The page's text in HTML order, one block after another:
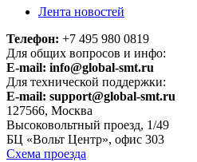
Лента новостей
Телефон: +7 495 980 0819
Для общих вопросов и инфо:
E-mail: info@global-smt.ru
Для технической поддержки:
E-mail: support@global-smt.ru
127566, Москва
Высоковольтный проезд, 1/49
БЦ «Вольт Центр», офис 303
Схема проезда